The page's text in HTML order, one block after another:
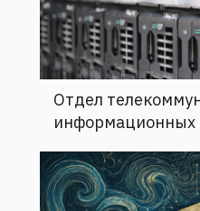
Отдел
информационных